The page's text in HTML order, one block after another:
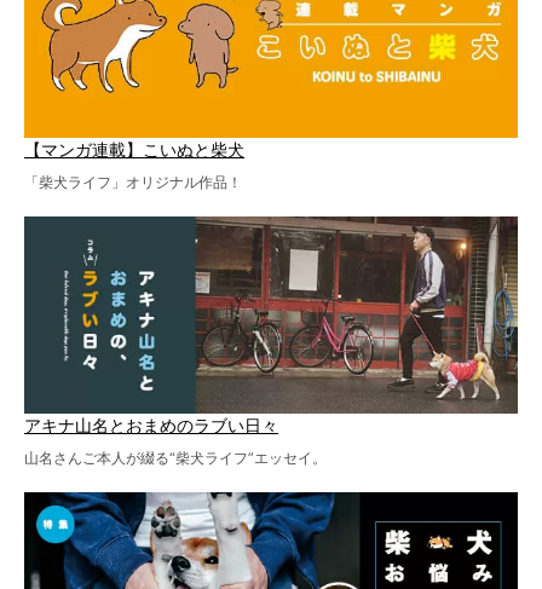
【マンガ連載】こいぬと柴犬
「柴犬ライフ」オリジナル作品！
アキナ山名とおまめのラブい日々
山名さんご本人が綴る“柴犬ライフ”エッセイ。